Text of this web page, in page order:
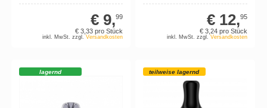
€ 9,99
€ 3,33 pro Stück
inkl. MwSt. zzgl.Versandkosten
€ 12,95
€ 3,24 pro Stück
inkl. MwSt. zzgl. Versandkosten
lagernd teilweise lagernd